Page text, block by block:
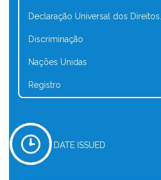
Declaração Universal dos Direitos...
Discriminação
Nações Unidas
Registro
DATE ISSUED